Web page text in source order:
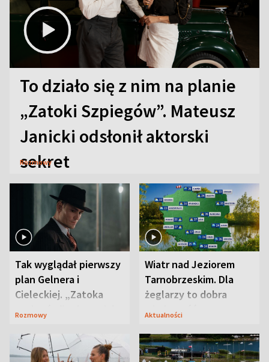
To działo się z nim na planie
„Zatoki Szpiegów”. Mateusz
Janicki odsłonił aktorski
sekret
Rozmowy
Tak wyglądał pierwszy
plan Gelnera i
Cieleckiej. „Zatoka
szpiegów” od razu ich
Rozmowy
Wiatr nad Jeziorem
Tarnobrzeskim. Dla
żeglarzy to dobra
wiadomość
Aktualności